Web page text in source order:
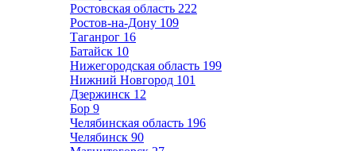
Ростовская область 222
Ростов-на-Дону 109
Таганрог 16
Батайск 10
Нижегородская область 199
Нижний Новгород 101
Дзержинск 12
Бор 9
Челябинская область 196
Челябинск 90